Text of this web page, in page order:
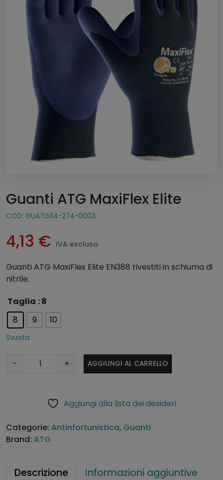
Guanti ATG MaxiFlex Elite
COD: GUATG34-274-0003
4,13 € IVA esclusa
Guanti ATG MaxiFlex Elite EN388 rivestiti in schiuma di
nitrile.
Taglia : 8
8
9 10
Svuota
-
A
T
+ AGGIUNGI AL CARRELLO
A
lt
r
Aggiungi alla lista dei desideri
Categorie: Antinfortunistica, Guanti
Brand: ATG
Descrizione Informazioni aggiuntive